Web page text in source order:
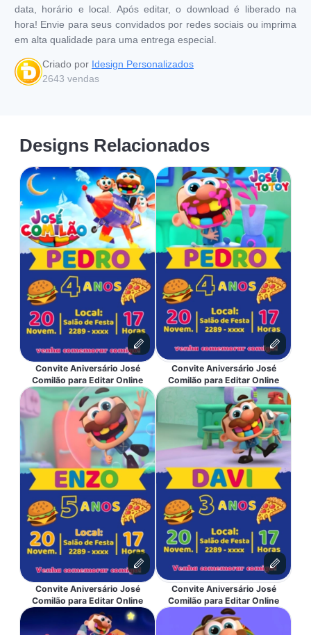
data, horário e local. Após editar, o download é liberado na
hora! Envie para seus convidados por redes sociais ou imprima
em alta qualidade para uma entrega especial.
Criado por Idesign Personalizados
2643 vendas
Designs Relacionados
Convite Aniversário José
Comilão para Editar Online
Convite Aniversário José
Comilão para Editar Online
Convite Aniversário José
Comilão para Editar Online
Convite Aniversário José
Comilão para Editar Online